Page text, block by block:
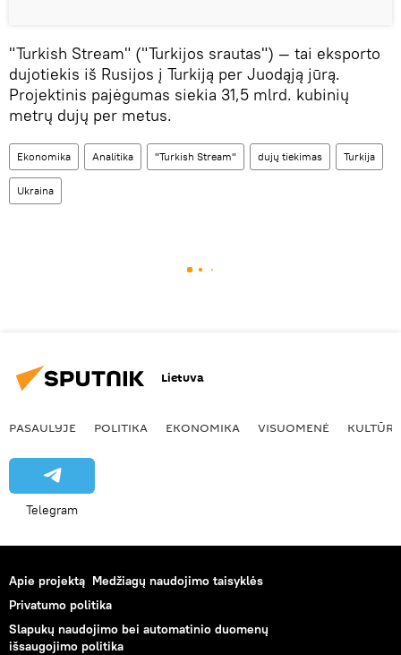
"Turkish Stream" ("Turkijos srautas") — tai eksporto
dujotiekis iš Rusijos į Turkiją per Juodąją jūrą.
Projektinis pajėgumas siekia 31,5 mlrd. kubinių
metrų dujų per metus.
Ekonomika Analitika "Turkish Stream" dujų tiekimas Turkija
Ukraina
Lietuva
PASAULYJE POLITIKA EKONOMIKA VISUOMENĖ KULTŪRA
Telegram
Apie projektą Medžiagų naudojimo taisyklės
Privatumo politika
Slapukų naudojimo bei automatinio duomenų
išsaugojimo politika